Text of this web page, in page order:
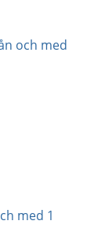
och med
med 1